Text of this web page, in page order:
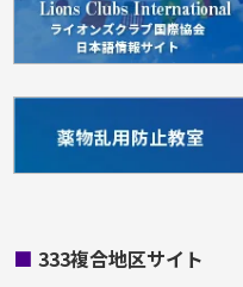
■ 333複合地区サイト